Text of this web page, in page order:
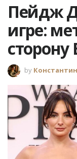
Пейдж
игре:
сторону
by